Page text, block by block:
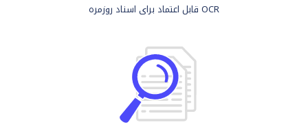
OCR قابل اعتماد برای اسناد روزمره